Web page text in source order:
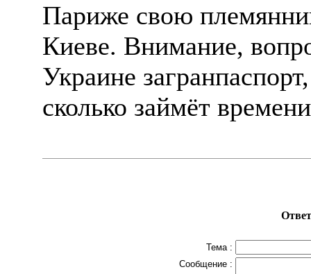
Париже свою
Киеве. Внимание,
Украине
сколько займёт
Тема :
Сообщение :